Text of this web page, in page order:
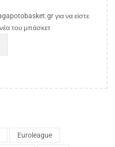
για να είστε
νέα του μπάσκετ
Euroleague